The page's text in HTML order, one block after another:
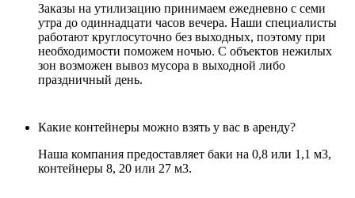
Заказы на утилизацию принимаем ежедневно с семи
утра до одиннадцати часов вечера. Наши специалисты
работают круглосуточно без выходных, поэтому при
необходимости поможем ночью. С объектов нежилых
зон возможен вывоз мусора в выходной либо
праздничный день.
Какие контейнеры можно взять у вас в аренду?
Наша компания предоставляет баки на 0,8 или 1,1 м3,
контейнеры 8, 20 или 27 м3.